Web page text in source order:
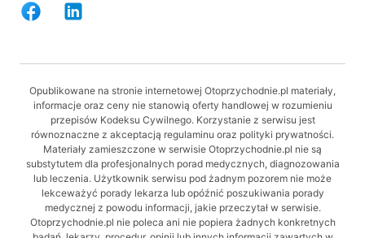
Opublikowane na stronie internetowej Otoprzychodnie.pl materiały,
informacje oraz ceny nie stanowią oferty handlowej w rozumieniu
przepisów Kodeksu Cywilnego. Korzystanie z serwisu jest
równoznaczne z akceptacją regulaminu oraz polityki prywatności.
Materiały zamieszczone w serwisie Otoprzychodnie.pl nie są
substytutem dla profesjonalnych porad medycznych, diagnozowania
lub leczenia. Użytkownik serwisu pod żadnym pozorem nie może
lekceważyć porady lekarza lub opóźnić poszukiwania porady
medycznej z powodu informacji, jakie przeczytał w serwisie.
Otoprzychodnie.pl nie poleca ani nie popiera żadnych konkretnych